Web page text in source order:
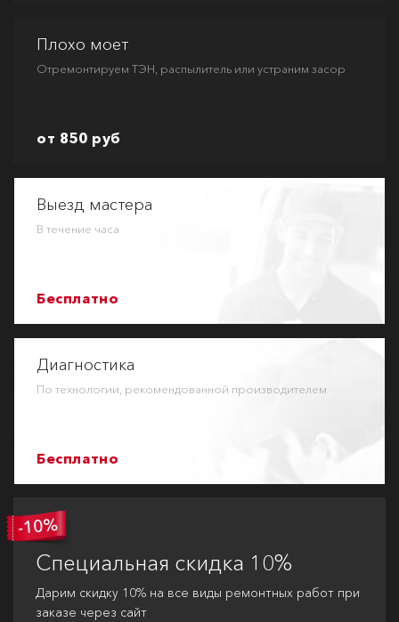
Плохо моет
Отремонтируем ТЭН, распылитель или устраним засор
от 850 руб
Выезд мастера
В течение часа
Бесплатно
Диагностика
По технологии, рекомендованной производителем
Бесплатно
Специальная скидка 10%
Дарим скидку 10% на все виды ремонтных работ при
заказе через сайт